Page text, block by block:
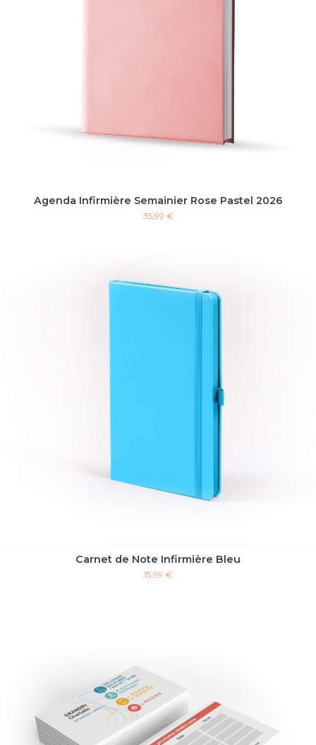
Agenda Infirmière Semainier Rose Pastel 2026
35,99 €
Carnet de Note Infirmière Bleu
15,99 €